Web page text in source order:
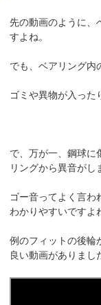
先の動画のように、
すよね。
でも、ベアリング内
ゴミや異物が入った
で、万が一、鋼球に
リングから異音がし
ゴー音ってよく言わ
わかりやすいですよ
例のフィットの後輪
良い動画がありまし